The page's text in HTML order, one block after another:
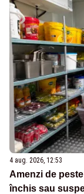
4 aug. 2026, 12:53
Amenzi de
închis sau